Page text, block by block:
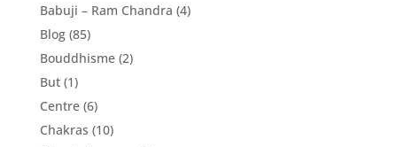
Babuji – Ram Chandra (4)
Blog(85)
Bouddhisme(2)
But(1)
Centre(6)
Chakras (10)